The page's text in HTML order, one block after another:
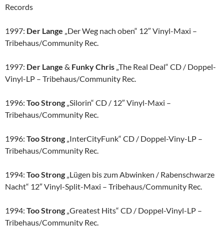
Records
1997: Der Lange „Der Weg nach oben“ 12″ Vinyl-Maxi –
Tribehaus/Community Rec.
1997: Der Lange & Funky Chris „The Real Deal“ CD / Doppel-
Vinyl-LP – Tribehaus/Community Rec.
1996: Too Strong „Silorin“ CD / 12″ Vinyl-Maxi –
Tribehaus/Community Rec.
1996: Too Strong „InterCityFunk“ CD / Doppel-Viny-LP –
Tribehaus/Community Rec.
1994: Too Strong „Lügen bis zum Abwinken / Rabenschwarze
Nacht“ 12″ Vinyl-Split-Maxi – Tribehaus/Community Rec.
1994: Too Strong „Greatest Hits“ CD / Doppel-Vinyl-LP –
Tribehaus/Community Rec.